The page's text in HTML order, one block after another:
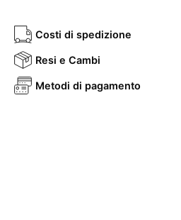
Costi di spedizione
Resi e Cambi
Metodi di pagamento